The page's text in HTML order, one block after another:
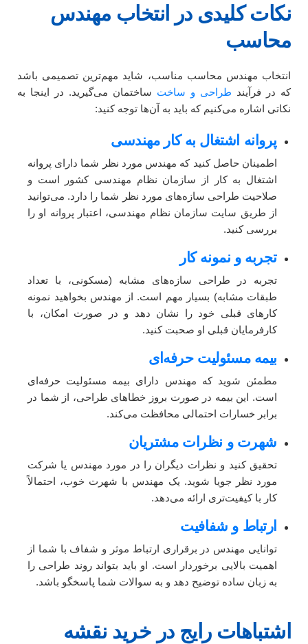
نکات کلیدی در انتخاب مهندس
محاسب
انتخاب مهندس محاسب مناسب، شاید مهم‌ترین تصمیمی باشد
که در فرآیند طراحی و ساخت ساختمان می‌گیرید. در اینجا به
نکاتی اشاره می‌کنیم که باید به آن‌ها توجه کنید:
پروانه اشتغال به کار مهندسی
اطمینان حاصل کنید که مهندس مورد نظر شما دارای پروانه
اشتغال به کار از سازمان نظام مهندسی کشور است و
صلاحیت طراحی سازه‌های مورد نظر شما را دارد. می‌توانید
از طریق سایت سازمان نظام مهندسی، اعتبار پروانه او را
بررسی کنید.
تجربه و نمونه کار
تجربه در طراحی سازه‌های مشابه (مسکونی، با تعداد
طبقات مشابه) بسیار مهم است. از مهندس بخواهید نمونه
کارهای قبلی خود را نشان دهد و در صورت امکان، با
کارفرمایان قبلی او صحبت کنید.
بیمه مسئولیت حرفه‌ای
مطمئن شوید که مهندس دارای بیمه مسئولیت حرفه‌ای
است. این بیمه در صورت بروز خطاهای طراحی، از شما در
برابر خسارات احتمالی محافظت می‌کند.
شهرت و نظرات مشتریان
تحقیق کنید و نظرات دیگران را در مورد مهندس یا شرکت
مورد نظر جویا شوید. یک مهندس با شهرت خوب، احتمالاً
کار با کیفیت‌تری ارائه می‌دهد.
ارتباط و شفافیت
توانایی مهندس در برقراری ارتباط موثر و شفاف با شما از
اهمیت بالایی برخوردار است. او باید بتواند روند طراحی را
به زبان ساده توضیح دهد و به سوالات شما پاسخگو باشد.
اشتباهات رایج در خرید نقشه